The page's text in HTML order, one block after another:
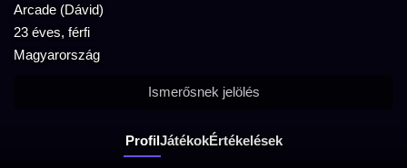
Arcade (Dávid)
23 éves, férfi
Magyarország
ProfilJátékokÉrtékelések
Ismerősnek jelölés